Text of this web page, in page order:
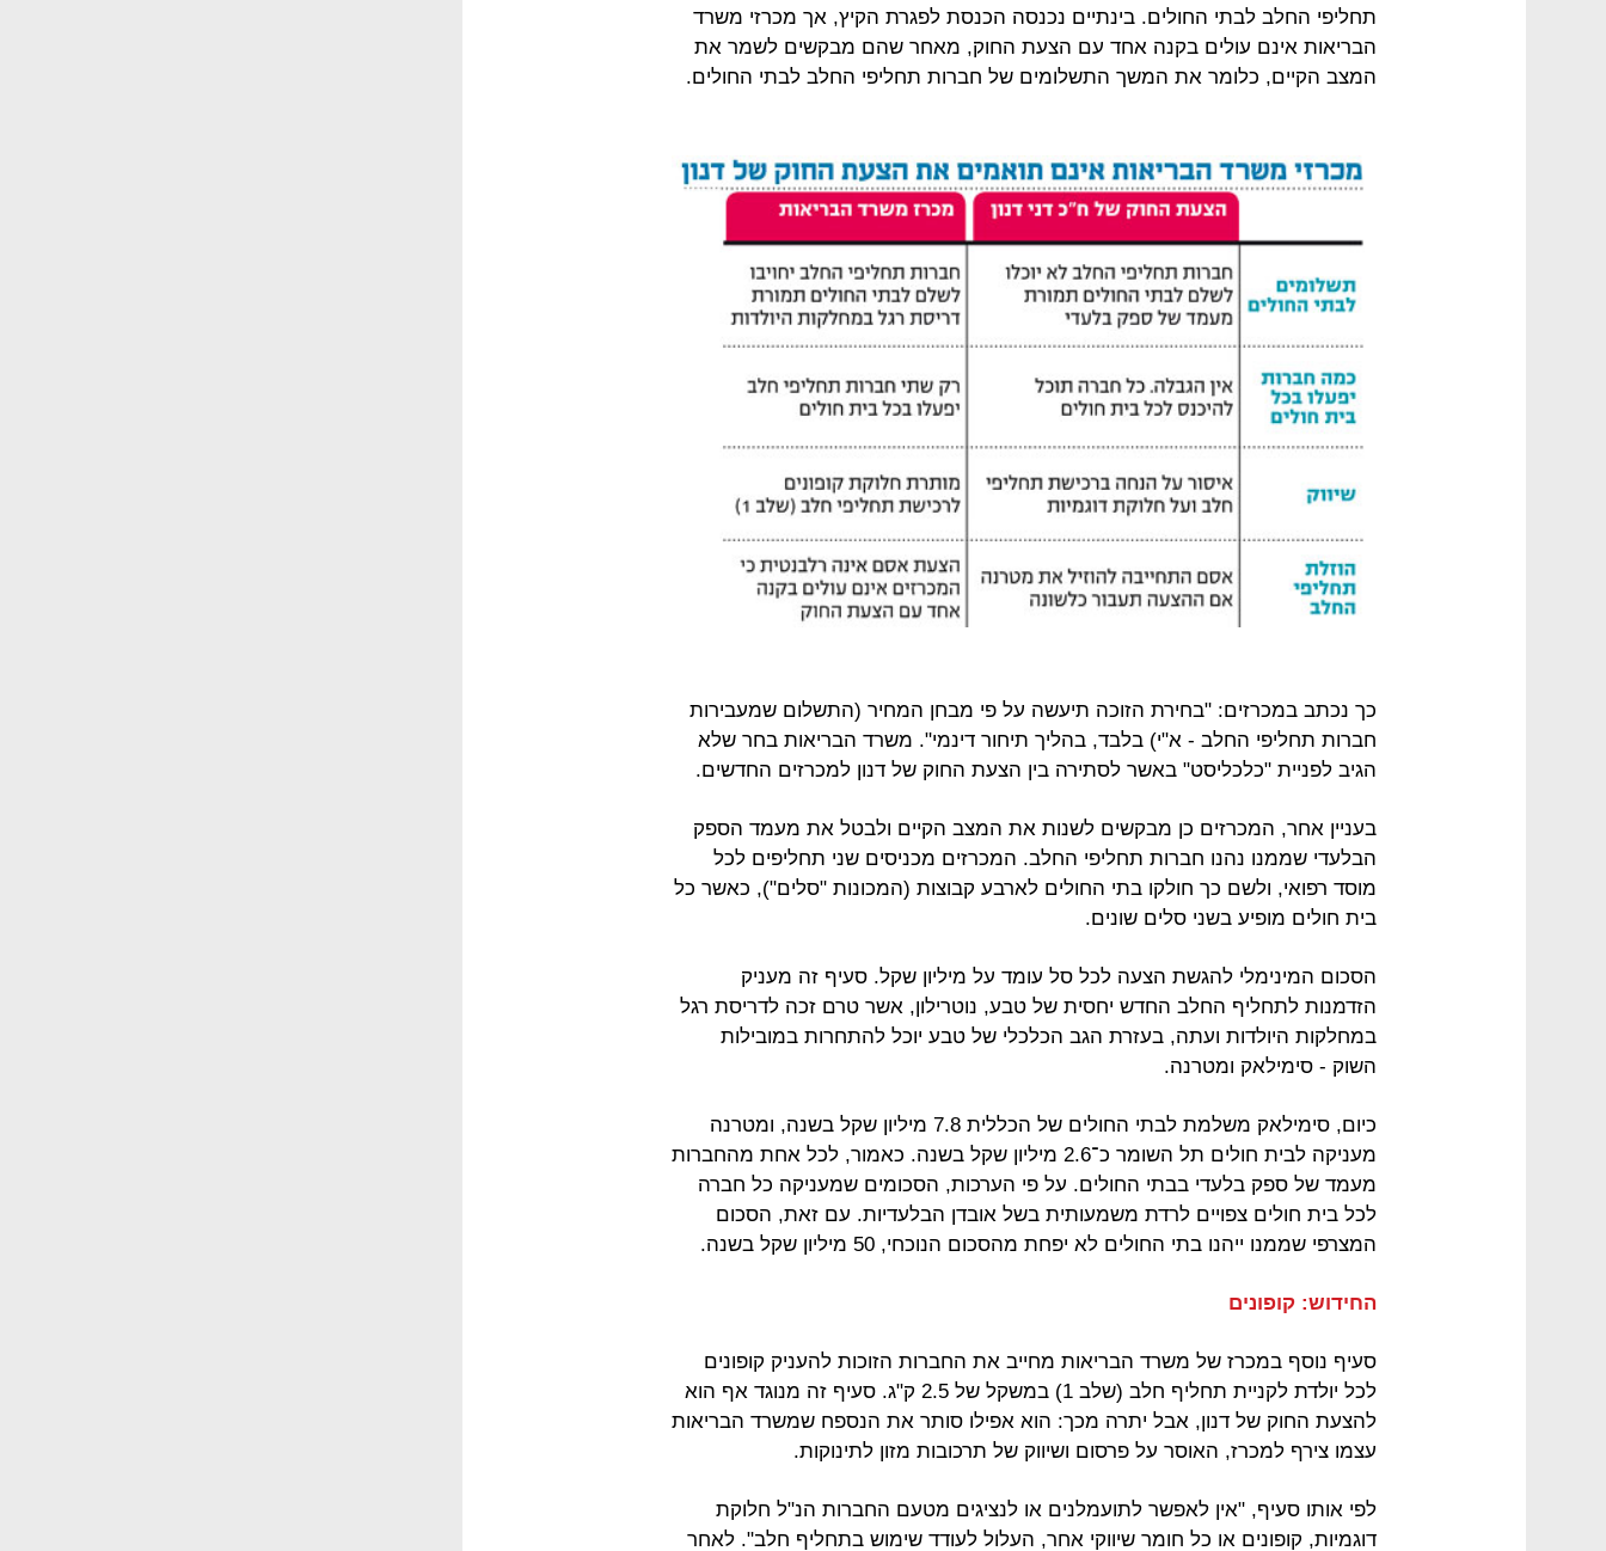
תחליפי החלב לבתי החולים. בינתיים נכנסה הכנסת לפגרת הקיץ, אך מכרזי משרד
הבריאות אינם עולים בקנה אחד עם הצעת החוק, מאחר שהם מבקשים לשמר את
המצב הקיים, כלומר את המשך התשלומים של חברות תחליפי החלב לבתי החולים.
כך נכתב במכרזים: "בחירת הזוכה תיעשה על פי מבחן המחיר (התשלום שמעבירות
חברות תחליפי החלב - א"י) בלבד, בהליך תיחור דינמי". משרד הבריאות בחר שלא
הגיב לפניית "כלכליסט" באשר לסתירה בין הצעת החוק של דנון למכרזים החדשים.
בעניין אחר, המכרזים כן מבקשים לשנות את המצב הקיים ולבטל את מעמד הספק
הבלעדי שממנו נהנו חברות תחליפי החלב. המכרזים מכניסים שני תחליפים לכל
מוסד רפואי, ולשם כך חולקו בתי החולים לארבע קבוצות (המכונות "סלים"), כאשר כל
בית חולים מופיע בשני סלים שונים.
הסכום המינימלי להגשת הצעה לכל סל עומד על מיליון שקל. סעיף זה מעניק
הזדמנות לתחליף החלב החדש יחסית של טבע, נוטרילון, אשר טרם זכה לדריסת רגל
במחלקות היולדות ועתה, בעזרת הגב הכלכלי של טבע יוכל להתחרות במובילות
השוק - סימילאק ומטרנה.
כיום, סימילאק משלמת לבתי החולים של הכללית 7.8 מיליון שקל בשנה, ומטרנה
מעניקה לבית חולים תל השומר כ־2.6 מיליון שקל בשנה. כאמור, לכל אחת מהחברות
מעמד של ספק בלעדי בבתי החולים. על פי הערכות, הסכומים שמעניקה כל חברה
לכל בית חולים צפויים לרדת משמעותית בשל אובדן הבלעדיות. עם זאת, הסכום
המצרפי שממנו ייהנו בתי החולים לא יפחת מהסכום הנוכחי, 50 מיליון שקל בשנה.
החידוש: קופונים
סעיף נוסף במכרז של משרד הבריאות מחייב את החברות הזוכות להעניק קופונים
לכל יולדת לקניית תחליף חלב (שלב 1) במשקל של 2.5 ק"ג. סעיף זה מנוגד אף הוא
להצעת החוק של דנון, אבל יתרה מכך: הוא אפילו סותר את הנספח שמשרד הבריאות
עצמו צירף למכרז, האוסר על פרסום ושיווק של תרכובות מזון לתינוקות.
לפי אותו סעיף, "אין לאפשר לתועמלנים או לנציגים מטעם החברות הנ"ל חלוקת
דוגמיות, קופונים או כל חומר שיווקי אחר, העלול לעודד שימוש בתחליף חלב". לאחר